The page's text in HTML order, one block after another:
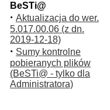
BeSTi@
· Aktualizacja do wer.
5.017.00.06 (z dn.
2019-12-18)
· Sumy kontrolne
pobieranych plików
(BeSTi@ - tylko dla
Administratora)